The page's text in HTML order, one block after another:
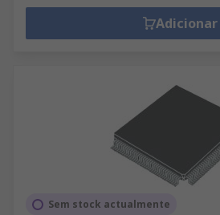
Adicionar
Sem stock actualmente